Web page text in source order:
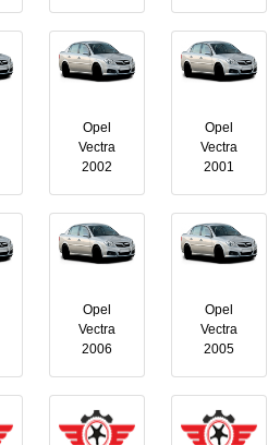
Opel
Vectra
2001
Opel
Vectra
2002
Opel
Vectra
2005
Opel
Vectra
2006